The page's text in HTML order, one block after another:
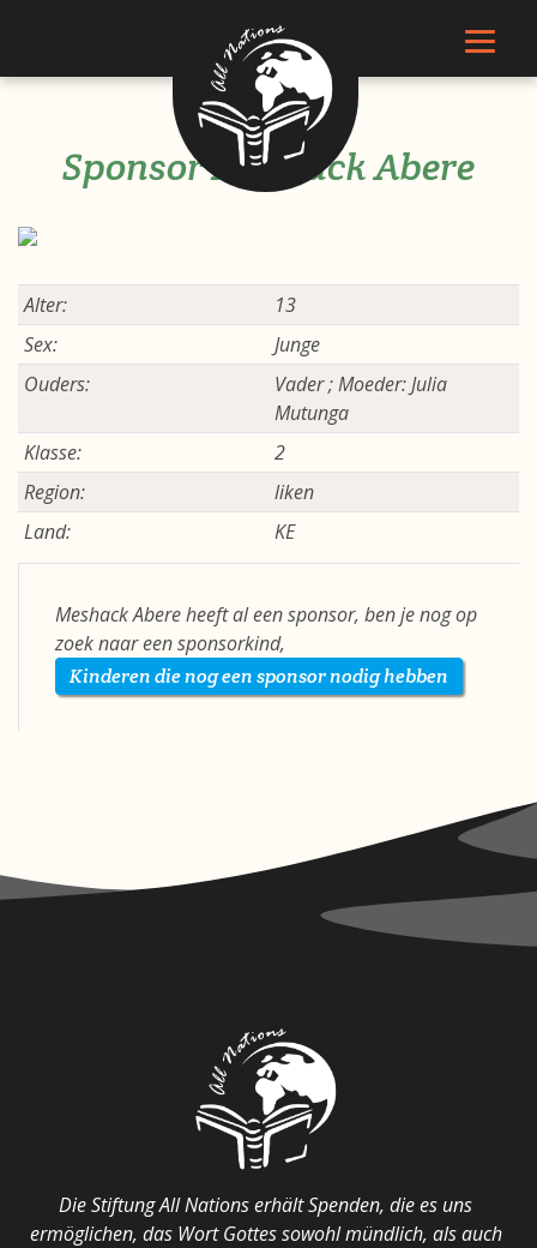
Sponsor Meshack Abere
Alter:
13
Sex:
Junge
Ouders:
Vader ; Moeder: Julia
Mutunga
Klasse:
2
Region:
liken
Land:
KE
Meshack Abere heeft al een sponsor, ben je nog op
zoek naar een sponsorkind,
Kinderen die nog een sponsor nodig hebben
Die Stiftung All Nations erhält Spenden, die es uns
ermöglichen, das Wort Gottes sowohl mündlich, als auch